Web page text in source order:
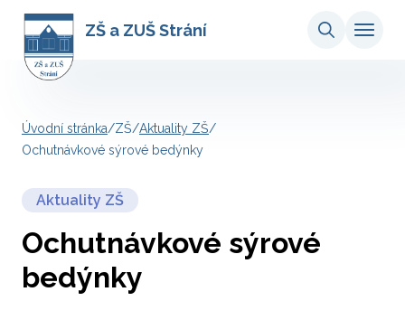
ZŠ a ZUŠ Strání
Úvodní stránka/ZŠ/Aktuality ZŠ/
Ochutnávkové sýrové bedýnky
Aktuality ZŠ
Ochutnávkové sýrové
bedýnky